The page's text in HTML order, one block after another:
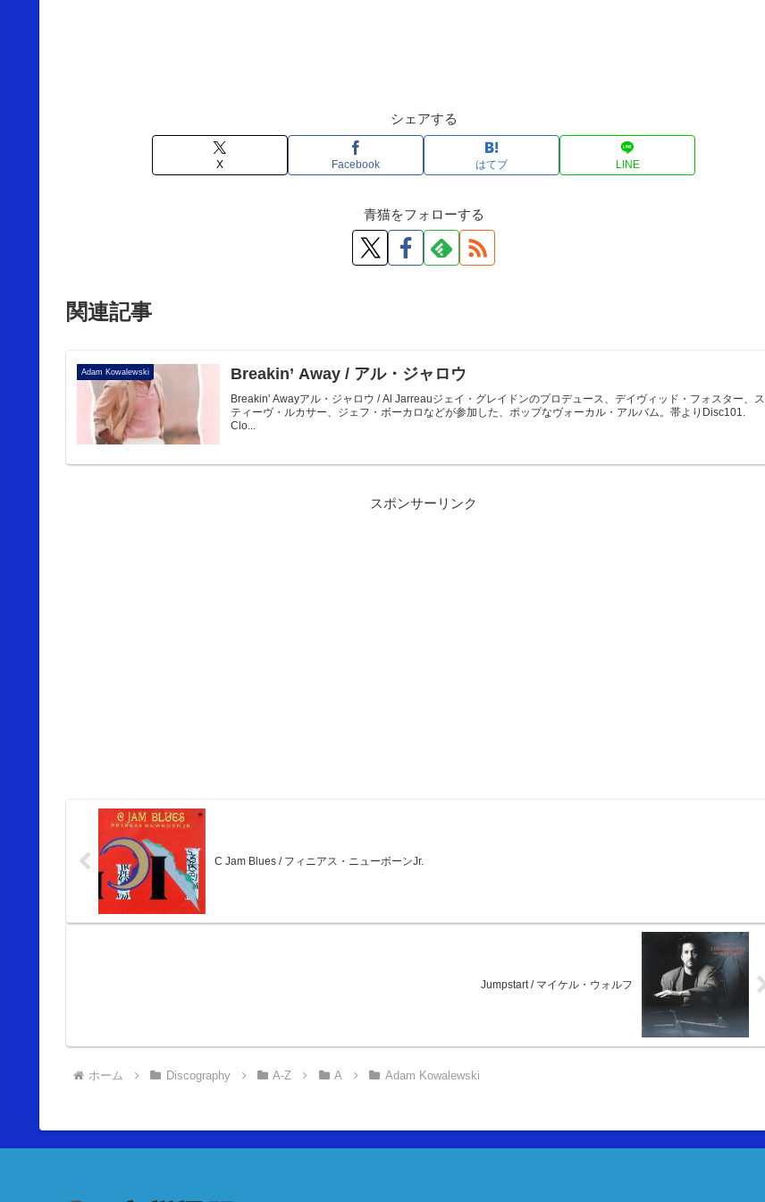
シェアする
X Facebook はてブ LINE
青猫をフォローする
関連記事
Adam Kowalewski Breakin’ Away / アル・ジャロウ
Breakin' Awayアル・ジャロウ / Al Jarreauジェイ・グレイドンのプロデュース、デイヴィッド・フォスター、ス
ティーヴ・ルカサー、ジェフ・ボーカロなどが参加した、ポップなヴォーカル・アルバム。帯よりDisc101.
Clo...
スポンサーリンク
C Jam Blues / フィニアス・ニューボーンJr.
Jumpstart / マイケル・ウォルフ
ホーム Discography A-Z A Adam Kowalewski